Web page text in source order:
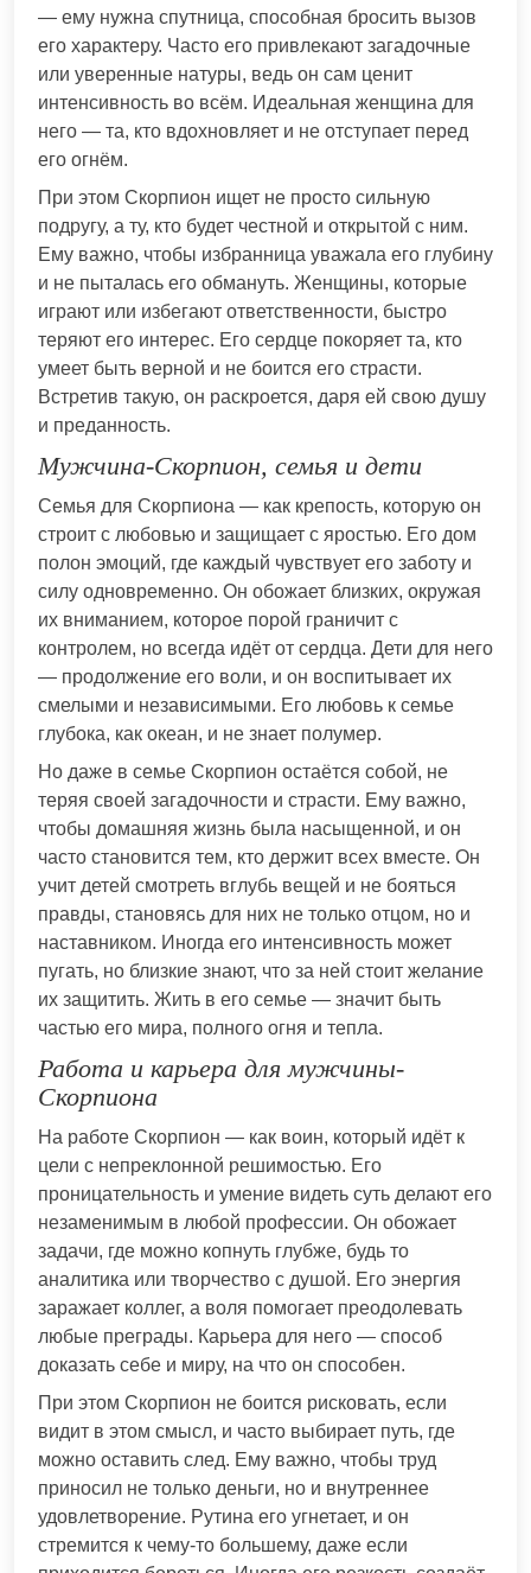
— ему нужна спутница, способная бросить вызов
его характеру. Часто его привлекают загадочные
или уверенные натуры, ведь он сам ценит
интенсивность во всём. Идеальная женщина для
него — та, кто вдохновляет и не отступает перед
его огнём.
При этом Скорпион ищет не просто сильную
подругу, а ту, кто будет честной и открытой с ним.
Ему важно, чтобы избранница уважала его глубину
и не пыталась его обмануть. Женщины, которые
играют или избегают ответственности, быстро
теряют его интерес. Его сердце покоряет та, кто
умеет быть верной и не боится его страсти.
Встретив такую, он раскроется, даря ей свою душу
и преданность.
Мужчина-Скорпион, семья и дети
Семья для Скорпиона — как крепость, которую он
строит с любовью и защищает с яростью. Его дом
полон эмоций, где каждый чувствует его заботу и
силу одновременно. Он обожает близких, окружая
их вниманием, которое порой граничит с
контролем, но всегда идёт от сердца. Дети для него
— продолжение его воли, и он воспитывает их
смелыми и независимыми. Его любовь к семье
глубока, как океан, и не знает полумер.
Но даже в семье Скорпион остаётся собой, не
теряя своей загадочности и страсти. Ему важно,
чтобы домашняя жизнь была насыщенной, и он
часто становится тем, кто держит всех вместе. Он
учит детей смотреть вглубь вещей и не бояться
правды, становясь для них не только отцом, но и
наставником. Иногда его интенсивность может
пугать, но близкие знают, что за ней стоит желание
их защитить. Жить в его семье — значит быть
частью его мира, полного огня и тепла.
Работа и карьера для мужчины-
Скорпиона
На работе Скорпион — как воин, который идёт к
цели с непреклонной решимостью. Его
проницательность и умение видеть суть делают его
незаменимым в любой профессии. Он обожает
задачи, где можно копнуть глубже, будь то
аналитика или творчество с душой. Его энергия
заражает коллег, а воля помогает преодолевать
любые преграды. Карьера для него — способ
доказать себе и миру, на что он способен.
При этом Скорпион не боится рисковать, если
видит в этом смысл, и часто выбирает путь, где
можно оставить след. Ему важно, чтобы труд
приносил не только деньги, но и внутреннее
удовлетворение. Рутина его угнетает, и он
стремится к чему-то большему, даже если